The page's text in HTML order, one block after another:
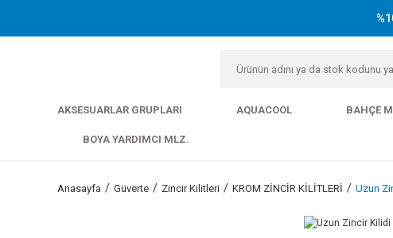
AKSESUARLAR GRUPLARI AQUACOOL BAHÇE
BOYA YARDIMCI MLZ.
Anasayfa Güverte Zincir Kilitleri KROM ZİNCİR KİLİTLERİ Uzun